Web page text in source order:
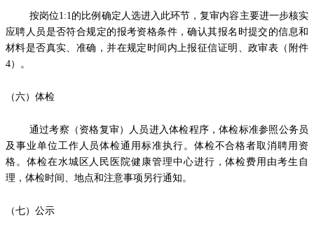
按岗位1:1的比例确定人选进入此环节，复审内容主要进一步核实
应聘人员是否符合规定的报考资格条件，确认其报名时提交的信息和
材料是否真实、准确，并在规定时间内上报征信证明、政审表（附件
4）。
（六）体检
通过考察（资格复审）人员进入体检程序，体检标准参照公务员
及事业单位工作人员体检通用标准执行。体检不合格者取消聘用资
格。体检在水城区人民医院健康管理中心进行，体检费用由考生自
理，体检时间、地点和注意事项另行通知。
（七）公示